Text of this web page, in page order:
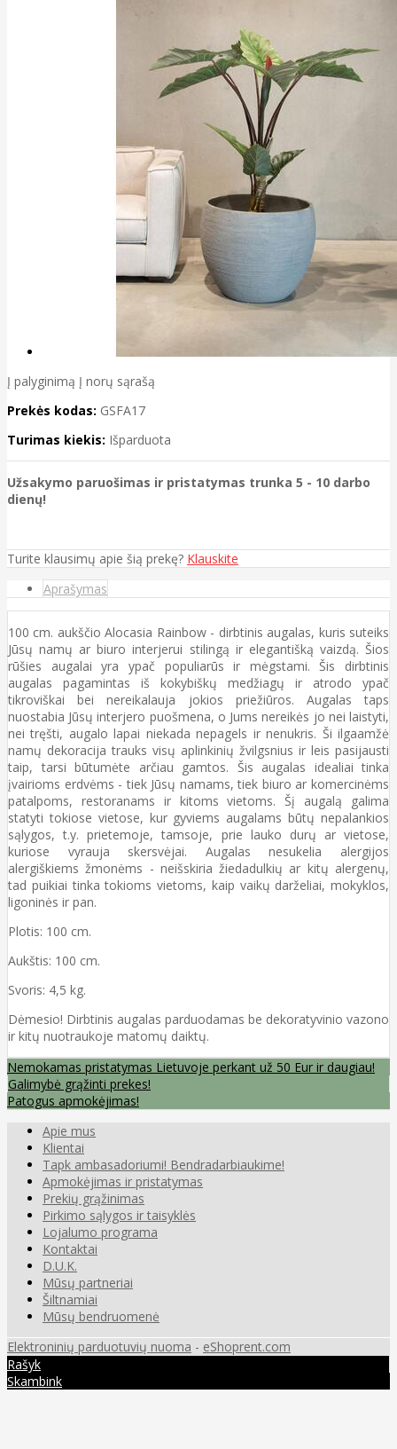
Į palyginimą Į norų sąrašą
Prekės kodas: GSFA17
Turimas kiekis: Išparduota
Užsakymo paruošimas ir pristatymas trunka 5 - 10 darbo
dienų!
Turite klausimų apie šią prekę? Klauskite
Aprašymas
100 cm. aukščio Alocasia Rainbow - dirbtinis augalas, kuris suteiks
Jūsų namų ar biuro interjerui stilingą ir elegantišką vaizdą. Šios
rūšies augalai yra ypač populiarūs ir mėgstami. Šis dirbtinis
augalas pagamintas iš kokybiškų medžiagų ir atrodo ypač
tikroviškai bei nereikalauja jokios priežiūros. Augalas taps
nuostabia Jūsų interjero puošmena, o Jums nereikės jo nei laistyti,
nei tręšti, augalo lapai niekada nepagels ir nenukris. Ši ilgaamžė
namų dekoracija trauks visų aplinkinių žvilgsnius ir leis pasijausti
taip, tarsi būtumėte arčiau gamtos. Šis augalas idealiai tinka
įvairioms erdvėms - tiek Jūsų namams, tiek biuro ar komercinėms
patalpoms, restoranams ir kitoms vietoms. Šį augalą galima
statyti tokiose vietose, kur gyviems augalams būtų nepalankios
sąlygos, t.y. prietemoje, tamsoje, prie lauko durų ar vietose,
kuriose vyrauja skersvėjai. Augalas nesukelia alergijos
alergiškiems žmonėms - neišskiria žiedadulkių ar kitų alergenų,
tad puikiai tinka tokioms vietoms, kaip vaikų darželiai, mokyklos,
ligoninės ir pan.
Plotis: 100 cm.
Aukštis: 100 cm.
Svoris: 4,5 kg.
Dėmesio! Dirbtinis augalas parduodamas be dekoratyvinio vazono
ir kitų nuotraukoje matomų daiktų.
Nemokamas pristatymas Lietuvoje perkant už 50 Eur ir daugiau!
Galimybė grąžinti prekes!
Patogus apmokėjimas!
Apie mus
Klientai
Tapk ambasadoriumi! Bendradarbiaukime!
Apmokėjimas ir pristatymas
Prekių grąžinimas
Pirkimo sąlygos ir taisyklės
Lojalumo programa
Kontaktai
D.U.K.
Mūsų partneriai
Šiltnamiai
Mūsų bendruomenė
Elektroninių parduotuvių nuoma - eShoprent.com
Rašyk
Skambink